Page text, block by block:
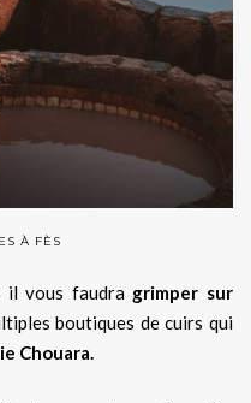
À FÈS
il vous faudra grimper sur
boutiques de cuirs qui
Chouara.